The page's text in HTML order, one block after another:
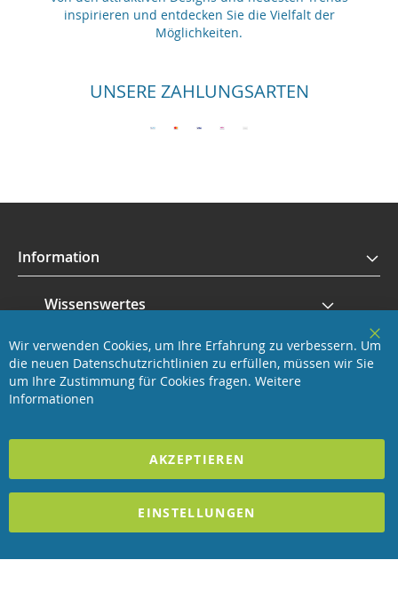
inspirieren und entdecken Sie die Vielfalt der
Möglichkeiten.
UNSERE ZAHLUNGSARTEN
Information
Wissenswertes
Service
Revisage GmbH
Wir verwenden Cookies, um Ihre Erfahrung zu verbessern. Um
die neuen Datenschutzrichtlinien zu erfüllen, müssen wir Sie
um Ihre Zustimmung für Cookies fragen. Weitere
Informationen
AKZEPTIEREN
EINSTELLUNGEN